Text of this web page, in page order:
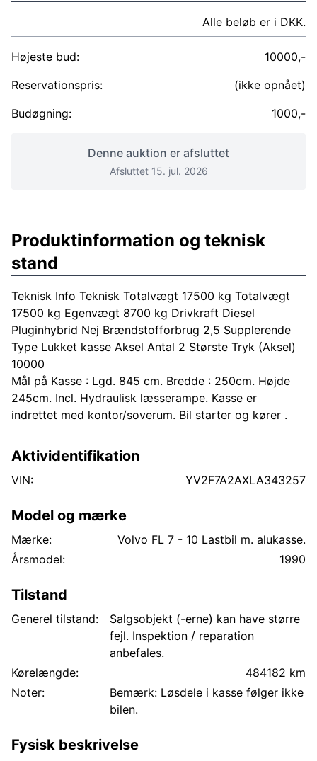
Alle beløb er i DKK.
Højeste bud:
10000,-
Reservationspris:
(ikke opnået)
Budøgning:
1000,-
Denne auktion er afsluttet
Afsluttet 15. jul. 2026
Produktinformation og teknisk
stand
Teknisk Info Teknisk Totalvægt 17500 kg Totalvægt
17500 kg Egenvægt 8700 kg Drivkraft Diesel
Pluginhybrid Nej Brændstofforbrug 2,5 Supplerende
Type Lukket kasse Aksel Antal 2 Største Tryk (Aksel)
10000
Mål på Kasse : Lgd. 845 cm. Bredde : 250cm. Højde
245cm. Incl. Hydraulisk læsserampe. Kasse er
indrettet med kontor/soverum. Bil starter og kører .
Aktividentifikation
VIN: YV2F7A2AXLA343257
Model og mærke
Mærke:
Volvo FL 7 - 10 Lastbil m. alukasse.
Årsmodel:
1990
Tilstand
Generel tilstand:
Salgsobjekt (-erne) kan have større
fejl. Inspektion / reparation
anbefales.
Kørelængde:
484182 km
Noter:
Bemærk: Løsdele i kasse følger ikke
bilen.
Fysisk beskrivelse